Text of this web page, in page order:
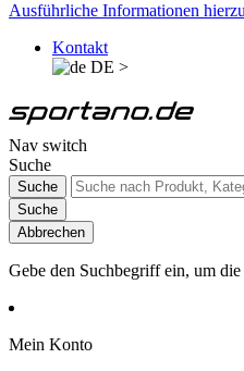
Ausführliche Informationen hierzu
Kontakt
DE >
Nav switch
Suche
Suche
Suche
Abbrechen
Gebe den Suchbegriff ein, um
Mein Konto